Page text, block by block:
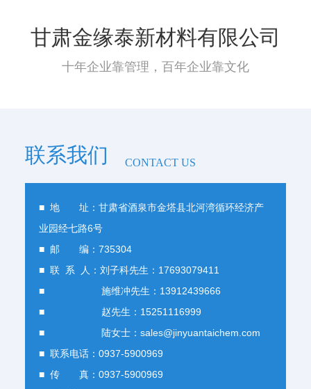
甘肃金缘泰新材料有限公司
十年企业靠管理，百年企业靠文化
联系我们 CONTACT US
■ 地 址：甘肃省酒泉市金塔县北河湾循环经济产
业园经七路6号
■ 邮 编：735304
■ 联 系 人：刘子科先生：17693079411
■ 施维冲先生：13912439666
■ 赵先生：15251116999
■ 陆女士：sales@jinyuantaichem.com
■ 联系电话：0937-5900969
■ 传 真：0937-5900969